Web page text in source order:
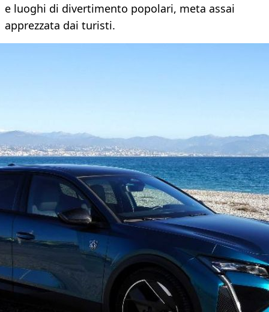
e luoghi di divertimento popolari, meta assai
apprezzata dai turisti.